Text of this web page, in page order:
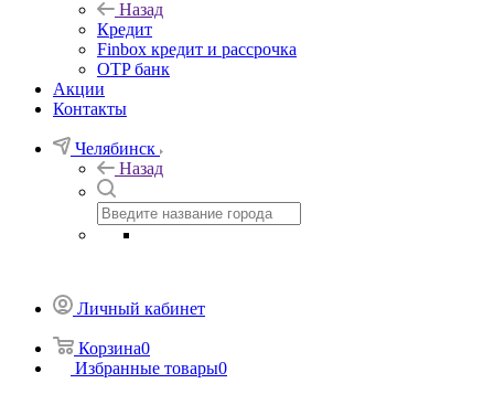
Назад
Кредит
Finbox кредит и рассрочка
OTP банк
Акции
Контакты
Челябинск
Назад
Личный кабинет
Корзина0
Избранные товары0